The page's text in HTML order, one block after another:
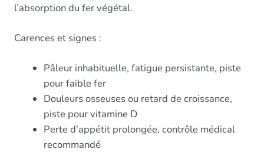
l’absorption du fer végétal.
Carences et signes :
Pâleur inhabituelle, fatigue persistante, piste
pour faible fer
Douleurs osseuses ou retard de croissance,
piste pour vitamine D
Perte d’appétit prolongée, contrôle médical
recommandé